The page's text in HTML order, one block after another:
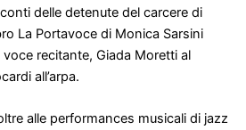
delle detenute del carcere di
La Portavoce di Monica Sarsini
recitante, Giada Moretti al
all’arpa.
alle performances musicali di jazz